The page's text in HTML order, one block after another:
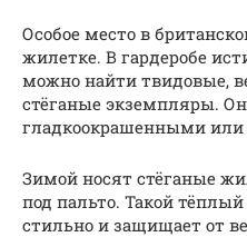
Особое место в
жилетке. В гардеробе
можно найти твидовые,
стёганые экземпляры.
гладкоокрашенными или
Зимой носят стёганые
под пальто. Такой
стильно и защищает от